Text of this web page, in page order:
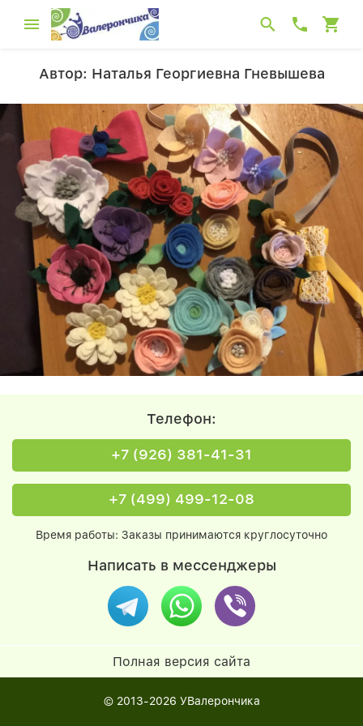
Автор: Наталья Георгиевна Гневышева
Телефон:
+7 (926) 381-41-31
+7 (499) 499-12-08
Время работы: Заказы принимаются круглосуточно
Написать в мессенджеры
Полная версия сайта
© 2013-2026 УВалерончика